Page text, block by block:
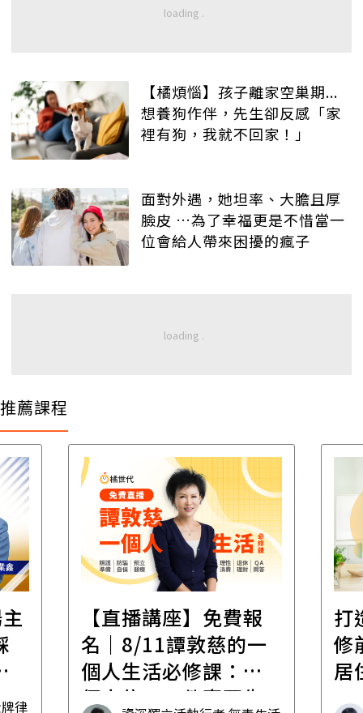
【橘煩惱】孩子離家空巢期...
想養狗作伴，先生卻反感「家
裡有狗，我就不回家！」
面對外遇，她坦率、大膽且厚
臉皮 …為了幸福更是不惜當一
位會給人帶來困擾的瘋子
推薦課程
律
【直播講座】免費報
名｜8/11譚敦慈的一
個人生活必修課：一
個人住，五件事要先
打
修
居